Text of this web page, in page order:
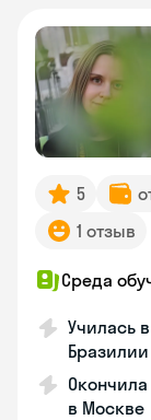
5
1 отзыв
Среда
Училась
Бразилии
в Москве